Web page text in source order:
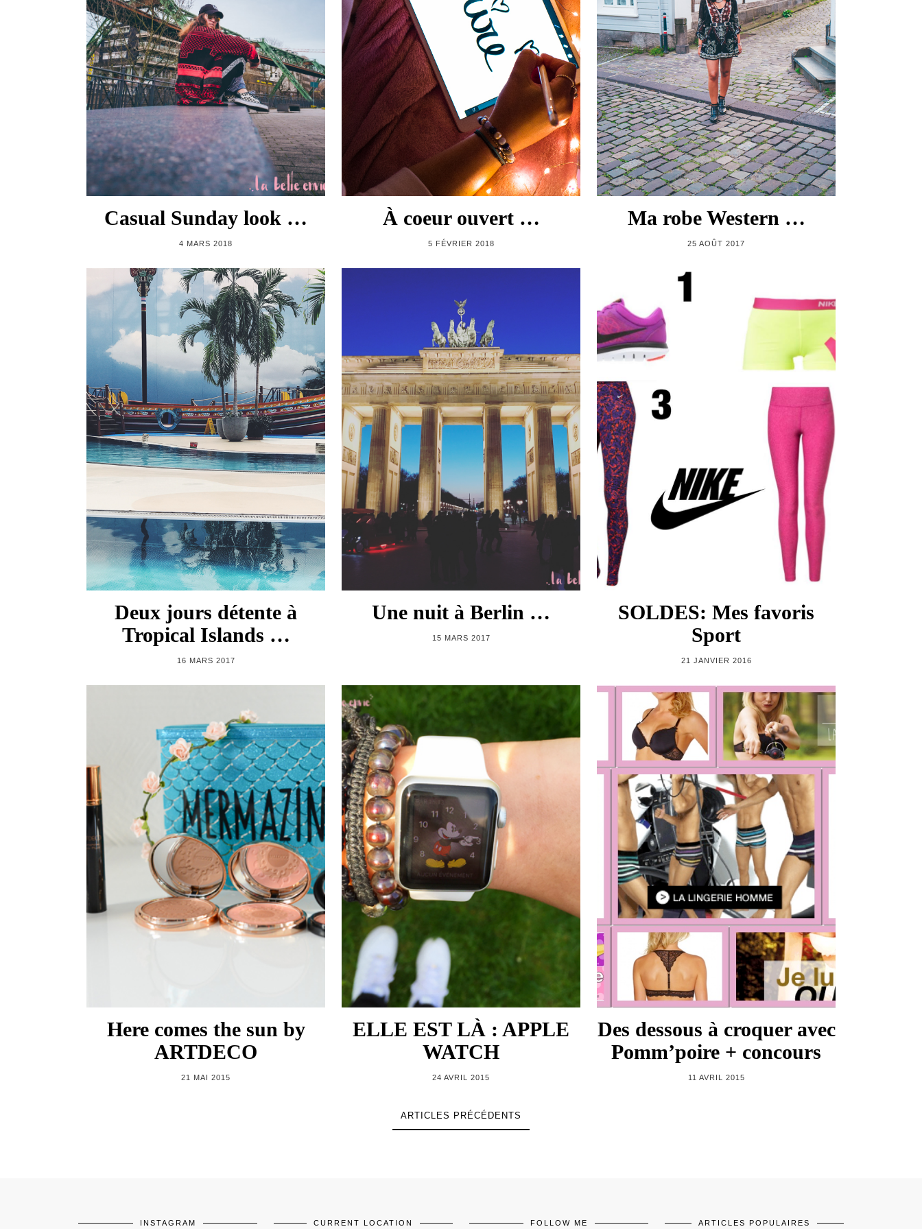
Casual Sunday look …
4 MARS 2018
À coeur ouvert …
5 FÉVRIER 2018
Ma robe Western …
25 AOÛT 2017
Deux jours détente à
Tropical Islands …
16 MARS 2017
Une nuit à Berlin …
15 MARS 2017
SOLDES: Mes favoris
Sport
21 JANVIER 2016
Here comes the sun by
ARTDECO
21 MAI 2015
ELLE EST LÀ : APPLE
WATCH
24 AVRIL 2015
Des dessous à croquer avec
Pomm’poire + concours
11 AVRIL 2015
ARTICLES PRÉCÉDENTS
INSTAGRAM CURRENT LOCATION FOLLOW ME ARTICLES POPULAIRES